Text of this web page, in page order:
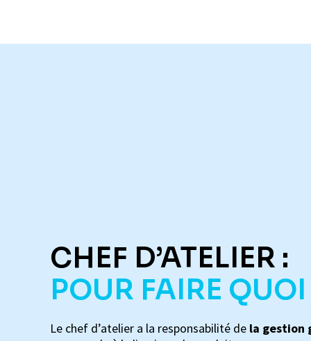
CHEF D’ATELIER :
POUR FAIRE
Le chef d’atelier a la responsabilité de la gestion